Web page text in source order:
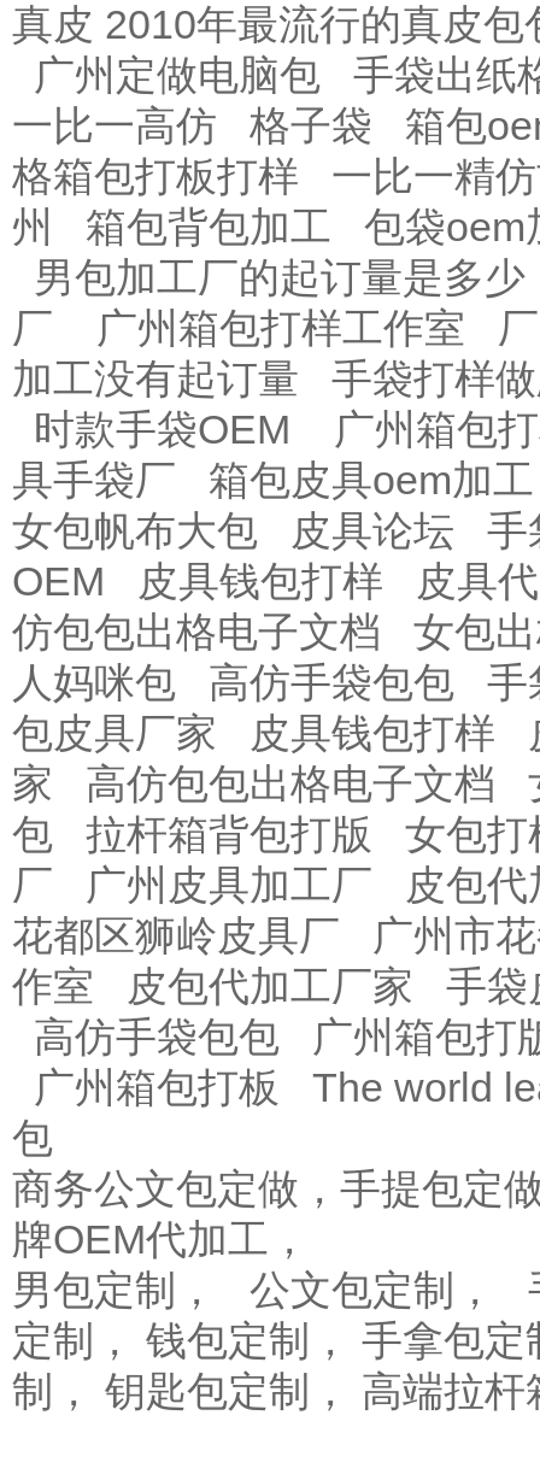
真皮 2010年最流行的真皮包
广州定做电脑包
手袋出纸
一比一高仿
格子袋
箱包
格箱包打板打样
一比一精
州
箱包背包加工
包袋oem
男包加工厂的起订量是多少
厂
广州箱包打样工作室
加工没有起订量
手袋打样
时款手袋OEM
广州箱包
具手袋厂
箱包皮具oem加工
女包帆布大包
皮具论坛
手
OEM
皮具钱包打样
皮具
仿包包出格电子文档
女包
人妈咪包
高仿手袋包包
手
包皮具厂家
皮具钱包打样
家
高仿包包出格电子文档
包
拉杆箱背包打版
女包打
厂
广州皮具加工厂
皮包
花都区狮岭皮具厂
广州市
作室
皮包代加工厂家
手袋
高仿手袋包包
广州箱包打
广州箱包打板
The world
包
商务公文包定做，手提包定
牌OEM代加工，
男包定制， 公文包定制，
定制， 钱包定制， 手拿包
制， 钥匙包定制， 高端拉